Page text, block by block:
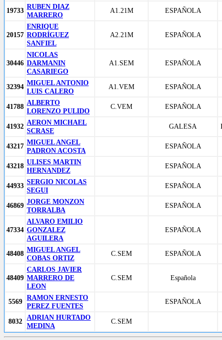
19733 RUBEN DIAZ
MARRERO
A1.21M ESPAÑOLA
20157
ENRIQUE
RODRÍGUEZ
SANFIEL
A2.21M ESPAÑOLA
30446
NICOLAS
DARMANIN
CASARIEGO
A1.SEM ESPAÑOLA
32394 MIGUEL ANTONIO
LUIS CALERO
A1.VEM ESPAÑOLA
41788 ALBERTO
LORENZO PULIDO
C.VEM ESPAÑOLA
41932 AERON MICHAEL
SCRASE
GALESA
43217 MIGUEL ANGEL
PADRON ACOSTA
ESPAÑOLA
43218 ULISES MARTIN
HERNANDEZ
ESPAÑOLA
44933 SERGIO NICOLAS
SEGUI
ESPAÑOLA
46869 JORGE MONZON
TORRALBA
ESPAÑOLA
47334
ALVARO EMILIO
GONZALEZ
AGUILERA
ESPAÑOLA
48408 MIGUEL ANGEL
COBAS ORTIZ
C.SEM ESPAÑOLA
48409
CARLOS JAVIER
MARRERO DE
LEON
C.SEM Española
5569 RAMON ERNESTO
PEREZ FUENTES
ESPAÑOLA
8032 ADRIAN HURTADO
MEDINA
C.SEM